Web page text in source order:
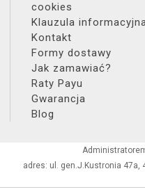
cookies
Klauzula
Kontakt
Formy dostawy
Jak zamawiać?
Raty Payu
Gwarancja
Blog
adres: ul. gen.J.Kustronia 47a,